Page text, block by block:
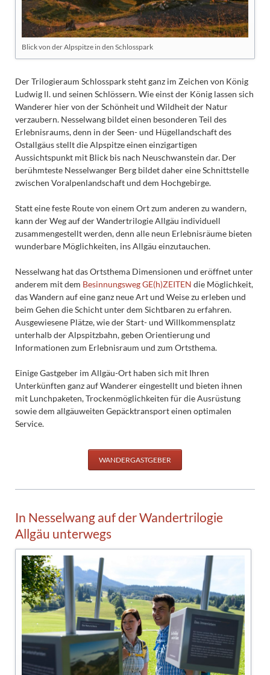
Blick von der Alpspitze in den Schlosspark
Der Trilogieraum Schlosspark steht ganz im Zeichen von König
Ludwig ll. und seinen Schlössern. Wie einst der König lassen sich
Wanderer hier von der Schönheit und Wildheit der Natur
verzaubern. Nesselwang bildet einen besonderen Teil des
Erlebnisraums, denn in der Seen- und Hügellandschaft des
Ostallgäus stellt die Alpspitze einen einzigartigen
Aussichtspunkt mit Blick bis nach Neuschwanstein dar. Der
berühmteste Nesselwanger Berg bildet daher eine Schnittstelle
zwischen Voralpenlandschaft und dem Hochgebirge.
Statt eine feste Route von einem Ort zum anderen zu wandern,
kann der Weg auf der Wandertrilogie Allgäu individuell
zusammengestellt werden, denn alle neun Erlebnisräume bieten
wunderbare Möglichkeiten, ins Allgäu einzutauchen.
Nesselwang hat das Ortsthema Dimensionen und eröffnet unter
anderem mit dem Besinnungsweg GE(h)ZEITEN die Möglichkeit,
das Wandern auf eine ganz neue Art und Weise zu erleben und
beim Gehen die Schicht unter dem Sichtbaren zu erfahren.
Ausgewiesene Plätze, wie der Start- und Willkommensplatz
unterhalb der Alpspitzbahn, geben Orientierung und
Informationen zum Erlebnisraum und zum Ortsthema.
Einige Gastgeber im Allgäu-Ort haben sich mit Ihren
Unterkünften ganz auf Wanderer eingestellt und bieten ihnen
mit Lunchpaketen, Trockenmöglichkeiten für die Ausrüstung
sowie dem allgäuweiten Gepäcktransport einen optimalen
Service.
WANDERGASTGEBER
In Nesselwang auf der Wandertrilogie
Allgäu unterwegs